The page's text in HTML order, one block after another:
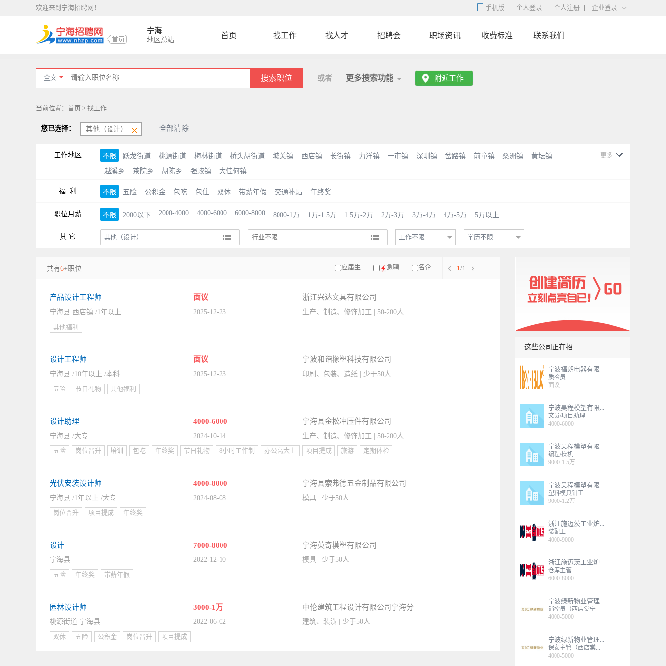
欢迎来到宁海招聘网！ 手机版 个人登录 个人注册 企业登录
宁海
地区总站
首页 找工作 找人才 招聘会 职场资讯 收费标准 联系我们
全文 搜索职位 或者 更多搜索功能 附近工作
当前位置：首页 > 找工作
您已选择： 其他（设计） 全部清除
工作地区 不限 跃龙街道 桃源街道 梅林街道 桥头胡街道 城关镇 西店镇 长街镇 力洋镇 一市镇 深甽镇 岔路镇 前童镇 桑洲镇 黄坛镇
越溪乡 茶院乡 胡陈乡 强蛟镇 大佳何镇
更多
福 利 不限 五险 公积金 包吃 包住 双休 带薪年假 交通补贴 年终奖
职位月薪 不限 2000以下 2000-4000 4000-6000 6000-8000 8000-1万 1万-1.5万 1.5万-2万 2万-3万 3万-4万 4万-5万 5万以上
其 它 工作不限 学历不限
共有6+职位 应届生 急聘 名企 1/1
产品设计工程师 面议 浙江兴达文具有限公司
宁海县 西店镇 /1年以上 2025-12-23
生产、制造、修饰加工 | 50-200人
其他福利
设计工程师 面议 宁波和谐橡塑科技有限公司
宁海县 /10年以上 /本科 2025-12-23
印刷、包装、造纸 | 少于50人
五险
节日礼物 其他福利
设计助理 4000-6000 宁海县金松冲压件有限公司
宁海县 /大专 2024-10-14
生产、制造、修饰加工 | 50-200人
五险
岗位晋升 培训 包吃 年终奖 节日礼物 8小时工作制 办公高大上 项目提成 旅游 定期体检
光伏安装设计师 4000-8000 宁海县索弗德五金制品有限公司
宁海县 /1年以上 /大专 2024-08-08
模具 | 少于50人
岗位晋升
项目提成 年终奖
设计 7000-8000 宁海英奇模塑有限公司
宁海县 2022-12-10
模具 | 少于50人
五险
年终奖 带薪年假
园林设计师 3000-1万
中伦建筑工程设计有限公司宁海分
公...
桃源街道 宁海县 2022-06-02
建筑、装潢 | 少于50人
双休
五险 公积金 岗位晋升 项目提成
这些公司正在招
宁波福朗电器有限...
质检员
面议
宁波昊程模塑有限...
文员/项目助理
4000-6000
宁波昊程模塑有限...
编程/操机
9000-1.5万
宁波昊程模塑有限...
塑料模具钳工
9000-1.2万
浙江施迈茨工业炉...
装配工
4000-9000
浙江施迈茨工业炉...
仓库主管
6000-8000
宁波绿新物业管理...
消控员（西店棠宁...
4000-5000
宁波绿新物业管理...
保安主管（西店棠...
4000-5000